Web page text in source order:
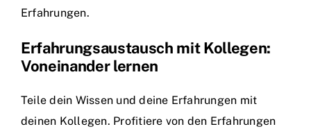
Erfahrungen.
Erfahrungsaustausch mit Kollegen:
Voneinander lernen
Teile dein Wissen und deine Erfahrungen mit
deinen Kollegen. Profitiere von den Erfahrungen